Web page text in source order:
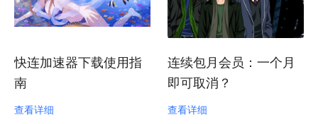
快连加速器下载使用指
南
查看详细
连续包月会员：一个月
即可取消？
查看详细